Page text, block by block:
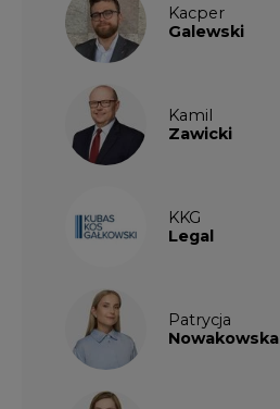
Kacper
Galewski
Kamil
Zawicki
KKG
Legal
Patrycja
Nowakowska